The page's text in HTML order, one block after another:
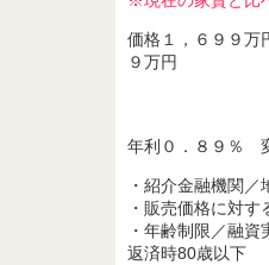
価格１，６９９万
９万円
年利０．８９％
・紹介金融機関／
・販売価格に対
・年齢制限／融
返済時80歳以下